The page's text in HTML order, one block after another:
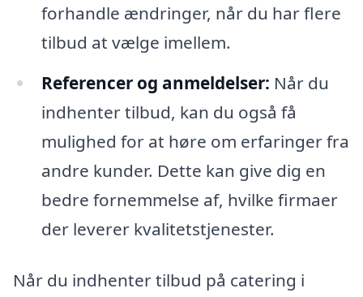
forhandle ændringer, når du har flere
tilbud at vælge imellem.
Referencer og anmeldelser: Når du
indhenter tilbud, kan du også få
mulighed for at høre om erfaringer fra
andre kunder. Dette kan give dig en
bedre fornemmelse af, hvilke firmaer
der leverer kvalitetstjenester.
Når du indhenter tilbud på catering i